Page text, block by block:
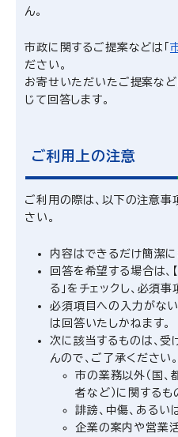
ん。
市政に関するご提案などは「
ださい。
お寄せいただいたご提案な
じて回答します。
ご利用上の注意
ご利用の際は、以下の注意事
さい。
内容はできるだけ簡潔に
回答を希望する場合は、
る」をチェックし、必須
必須項目への入力がな
は回答いたしかねます。
次に該当するものは、受
んので、ご了承ください。
市の業務以外（国、
者など）に関するも
誹謗、中傷、ある
企業の案内や営業